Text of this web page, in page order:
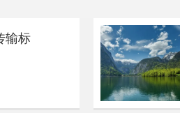
输标